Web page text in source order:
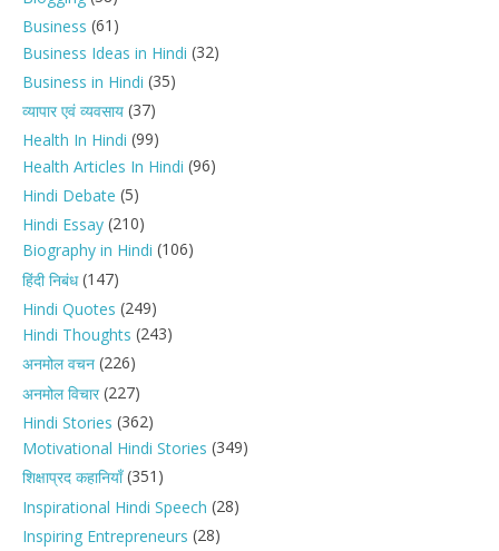
Business (61)
Business Ideas in Hindi (32)
Business in Hindi (35)
व्यापार एवं व्यवसाय (37)
Health In Hindi (99)
Health Articles In Hindi (96)
Hindi Debate (5)
Hindi Essay (210)
Biography in Hindi (106)
हिंदी निबंध(147)
Hindi Quotes (249)
Hindi Thoughts (243)
अनमोल वचन (226)
अनमोल विचार(227)
Hindi Stories (362)
Motivational Hindi Stories (349)
शिक्षाप्रद कहानियाँ(351)
Inspirational Hindi Speech (28)
Inspiring Entrepreneurs (28)